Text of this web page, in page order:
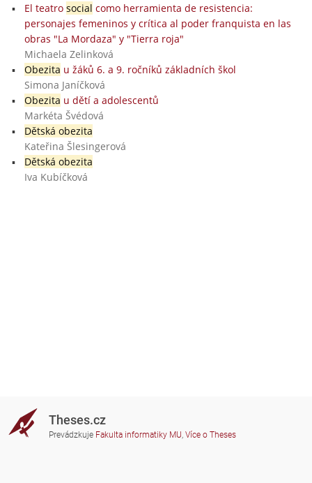
El teatro social como herramienta de resistencia:
personajes femeninos y crítica al poder franquista en las
obras "La Mordaza" y "Tierra roja"
Michaela Zelinková
Obezita u žáků 6. a 9. ročníků základních škol
Simona Janíčková
Obezita u dětí a adolescentů
Markéta Švédová
Dětská obezita
Kateřina Šlesingerová
Dětská obezita
Iva Kubíčková
Theses.cz
Prevádzkuje Fakulta informatiky MU, Více o Theses